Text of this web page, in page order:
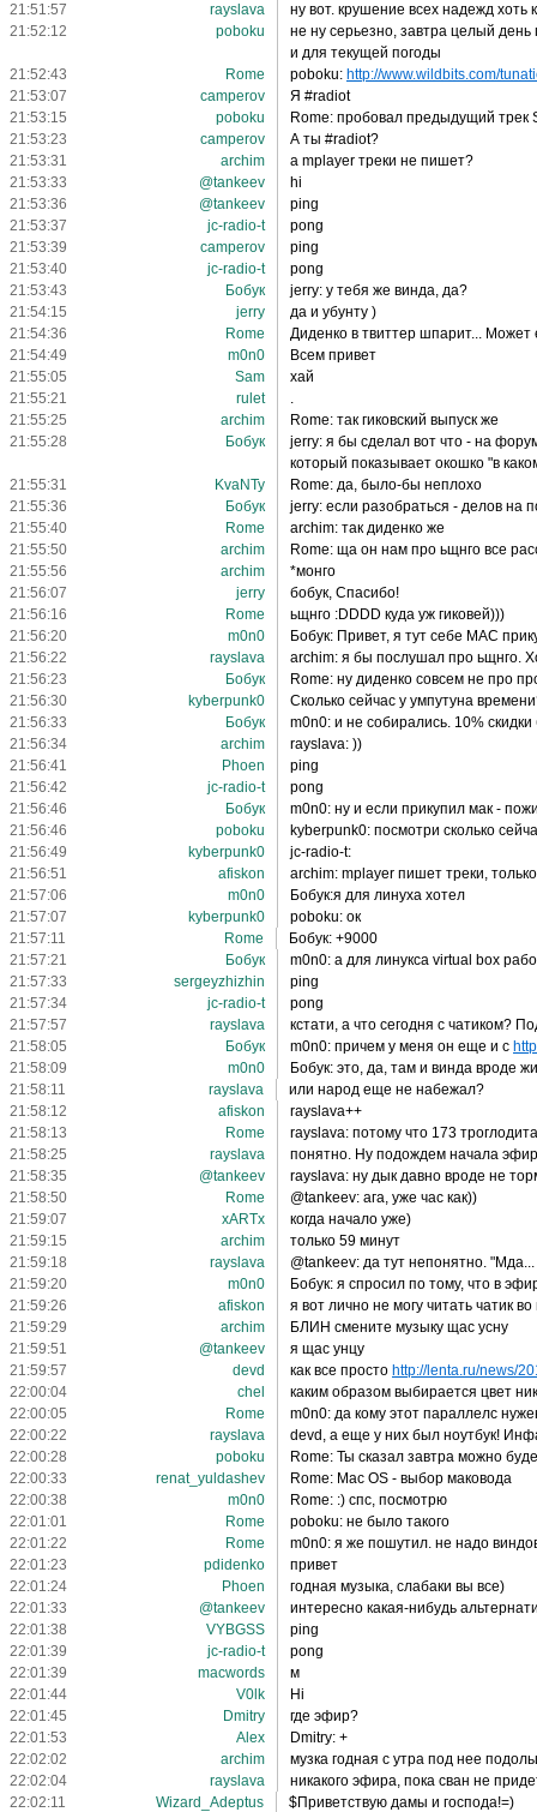
21:51:57
rayslava
ну вот. крушение всех надежд хоть
21:52:12
poboku
не ну серьезно, завтра целый
и для текущей погоды
21:52:43
Rome poboku: http://www.wildbits.com/
21:53:07
camperov
Я #radiot
21:53:15
poboku
Rome: пробовал предыдущий трек
21:53:23
camperov
А ты #radiot?
21:53:31
archim
а mplayer треки не пишет?
21:53:33
@tankeev
hi
21:53:36
@tankeev
ping
21:53:37
jc-radio-t
pong
21:53:39
camperov
ping
21:53:40
jc-radio-t
pong
21:53:43
Бобук
jerry: у тебя же винда, да?
21:54:15
jerry
да и убунту )
21:54:36
Rome
Диденко в твиттер шпарит... Может
21:54:49
m0n0
Всем привет
21:55:05
Sam
хай
21:55:21
rulet
.
21:55:25
archim
Rome: так гиковский выпуск же
21:55:28
Бобук
jerry: я бы сделал вот что - на
который показывает окошко "в
21:55:31
KvaNTy
Rome: да, было-бы неплохо
21:55:36
Бобук
jerry: если разобраться - делов на
21:55:40
Rome
archim: так диденко же
21:55:50
archim
Rome: ща он нам про ьщнго все
21:55:56
archim
*монго
21:56:07
jerry
бобук, Спасибо!
21:56:16
Rome
ьщнго :DDDD куда уж гиковей)))
21:56:20
m0n0
Бобук: Привет, я тут себе МАС
21:56:22
rayslava
archim: я бы послушал про ьщнго.
21:56:23
Бобук
Rome: ну диденко совсем не про
21:56:30
kyberpunk0
Сколько сейчас у умпутуна
21:56:33
Бобук
m0n0: и не собирались. 10%
21:56:34
archim
rayslava: ))
21:56:41
Phoen
ping
21:56:42
jc-radio-t
pong
21:56:46
Бобук
m0n0: ну и если прикупил мак -
21:56:46
poboku
kyberpunk0: посмотри сколько
21:56:49
kyberpunk0
jc-radio-t:
21:56:51
afiskon
archim: mplayer пишет треки,
21:57:06
m0n0
Бобук:я для линуха хотел
21:57:07
kyberpunk0
poboku: ок
21:57:11
Rome
Бобук: +9000
21:57:21
Бобук
m0n0: а для линукса virtual box
21:57:33
sergeyzhizhin
ping
21:57:34
jc-radio-t
pong
21:57:57
rayslava
кстати, а что сегодня с чатиком?
21:58:05
Бобук m0n0: причем у меня он еще и с
21:58:09
m0n0
Бобук: это, да, там и винда вроде
21:58:11
rayslava
или народ еще не набежал?
21:58:12
afiskon
rayslava++
21:58:13
Rome
rayslava: потому что 173
21:58:25
rayslava
понятно. Ну подождем начала
21:58:35
@tankeev
rayslava: ну дык давно вроде не
21:58:50
Rome
@tankeev: ага, уже час как))
21:59:07
xARTx
когда начало уже)
21:59:15
archim
только 59 минут
21:59:18
rayslava
@tankeev: да тут непонятно.
21:59:20
m0n0
Бобук: я спросил по тому, что в
21:59:26
afiskon
я вот лично не могу читать чатик
21:59:29
archim
БЛИН смените музыку щас усну
21:59:51
@tankeev
я щас унцу
21:59:57
devd как все просто http://lenta.ru/news/
22:00:04
chel
каким образом выбирается цвет
22:00:05
Rome
m0n0: да кому этот параллелс
22:00:22
rayslava
devd, а еще у них был ноутбук!
22:00:28
poboku
Rome: Ты сказал завтра можно
22:00:33
renat_yuldashev
Rome: Mac OS - выбор маковода
22:00:38
m0n0
Rome: :) спс, посмотрю
22:01:01
Rome
poboku: не было такого
22:01:22
Rome
m0n0: я же пошутил. не надо
22:01:23
pdidenko
привет
22:01:24
Phoen
годная музыка, слабаки вы все)
22:01:33
@tankeev
интересно какая-нибудь
22:01:38
VYBGSS
ping
22:01:39
jc-radio-t
pong
22:01:39
macwords
м
22:01:44
V0lk
Hi
22:01:45
Dmitry
где эфир?
22:01:53
Alex
Dmitry: +
22:02:02
archim
музка годная с утра под нее
22:02:04
rayslava
никакого эфира, пока сван не
22:02:11
Wizard_Adeptus
$Приветствую дамы и господа!=)